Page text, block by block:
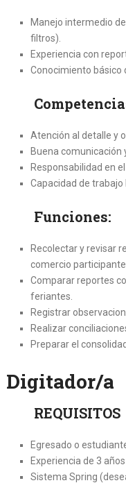
Manejo intermedio
filtros).
Experiencia con
Conocimiento básico
Atención al detalle y
Buena comunicación
Responsabilidad en
Capacidad de trabajo
Funciones:
Recolectar y revisar
comercio participante.
Comparar reportes
feriantes.
Registrar
Realizar
Preparar el
Digitador/a
REQUISITOS
Egresado o
Experiencia de 3
Sistema Spring